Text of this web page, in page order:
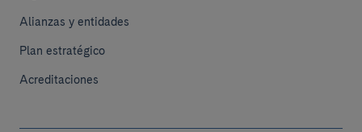
Alianzas y entidades
Plan estratégico
Acreditaciones